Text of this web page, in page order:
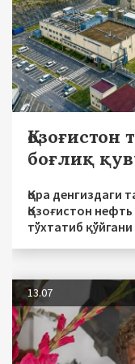
боғлиқ
Қора денгиздаги
Қозоғистон
тўхтатиб
13.07